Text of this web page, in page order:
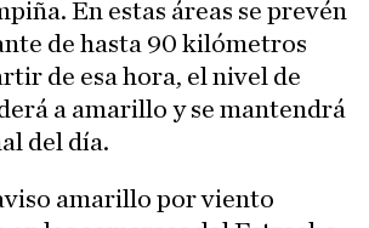
En estas áreas se prevén
de hasta 90 kilómetros
de esa hora, el nivel de
a amarillo y se mantendrá
del día.
amarillo por viento